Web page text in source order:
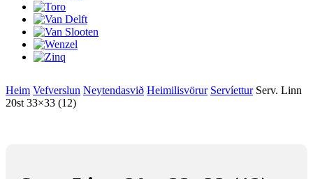
Heim Vefverslun Neytendasvið Heimilisvörur Servíettur Serv. Linn
20st 33×33 (12)